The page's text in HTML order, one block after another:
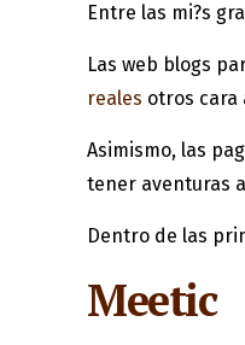
Entre las mi?s
Las web blogs
reales otros cara
Asimismo, las
tener aventuras
Dentro de las
Meetic